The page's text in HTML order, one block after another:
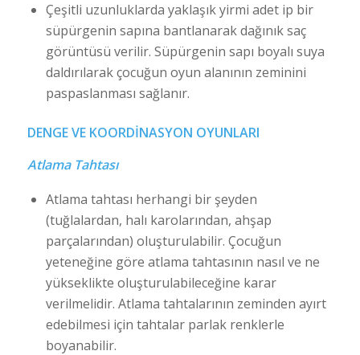
Çeşitli uzunluklarda yaklaşık yirmi adet ip bir
süpürgenin sapına bantlanarak dağınık saç
görüntüsü verilir. Süpürgenin sapı boyalı suya
daldırılarak çocuğun oyun alanının zeminini
paspaslanması sağlanır.
DENGE VE KOORDİNASYON OYUNLARI
Atlama Tahtası
Atlama tahtası herhangi bir şeyden
(tuğlalardan, halı karolarından, ahşap
parçalarından) oluşturulabilir. Çocuğun
yeteneğine göre atlama tahtasının nasıl ve ne
yükseklikte oluşturulabileceğine karar
verilmelidir. Atlama tahtalarının zeminden ayırt
edebilmesi için tahtalar parlak renklerle
boyanabilir.